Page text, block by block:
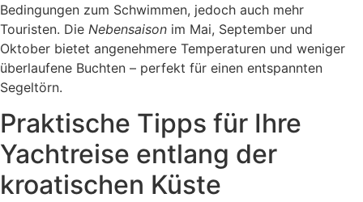
Bedingungen zum Schwimmen, jedoch auch mehr
Touristen. Die Nebensaison im Mai, September und
Oktober bietet angenehmere Temperaturen und weniger
überlaufene Buchten – perfekt für einen entspannten
Segeltörn.
Praktische Tipps für Ihre
Yachtreise entlang der
kroatischen Küste